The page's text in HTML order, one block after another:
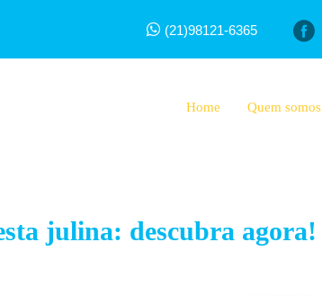
(21)98121-6365
Home Quem somos
julina: descubra agora!